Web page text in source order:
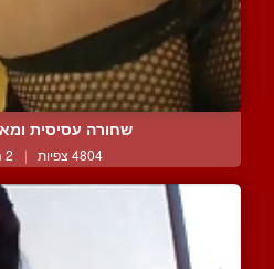
שחורה עסיסית
4804 צפיות | 2 המלצות